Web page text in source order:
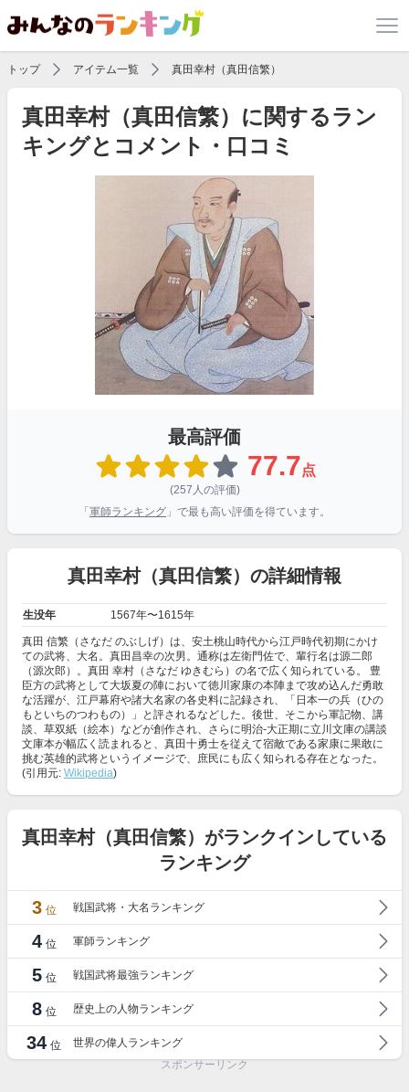
トップ アイテム一覧 真田幸村（真田信繁）
真田幸村（真田信繁）に関するラン
キングとコメント・口コミ
最高評価
77.7点
(257人の評価)
「 軍師ランキング 」で最も高い評価を得ています。
真田幸村（真田信繁）の詳細情報
生没年 1567年〜1615年
真田 信繁（さなだ のぶしげ）は、安土桃山時代から江戸時代初期にかけ
ての武将、大名。真田昌幸の次男。通称は左衛門佐で、輩行名は源二郎
（源次郎）。真田 幸村（さなだ ゆきむら）の名で広く知られている。 豊
臣方の武将として大坂夏の陣において徳川家康の本陣まで攻め込んだ勇敢
な活躍が、江戸幕府や諸大名家の各史料に記録され、「日本一の兵（ひの
もといちのつわもの）」と評されるなどした。後世、そこから軍記物、講
談、草双紙（絵本）などが創作され、さらに明治-大正期に立川文庫の講談
文庫本が幅広く読まれると、真田十勇士を従えて宿敵である家康に果敢に
挑む英雄的武将というイメージで、庶民にも広く知られる存在となった。
(引用元: Wikipedia)
真田幸村（真田信繁）がランクインしている
ランキング
3 位 戦国武将・大名ランキング
4 位 軍師ランキング
5 位 戦国武将最強ランキング
8 位 歴史上の人物ランキング
34 位
世界の偉人ランキング
スポンサーリンク